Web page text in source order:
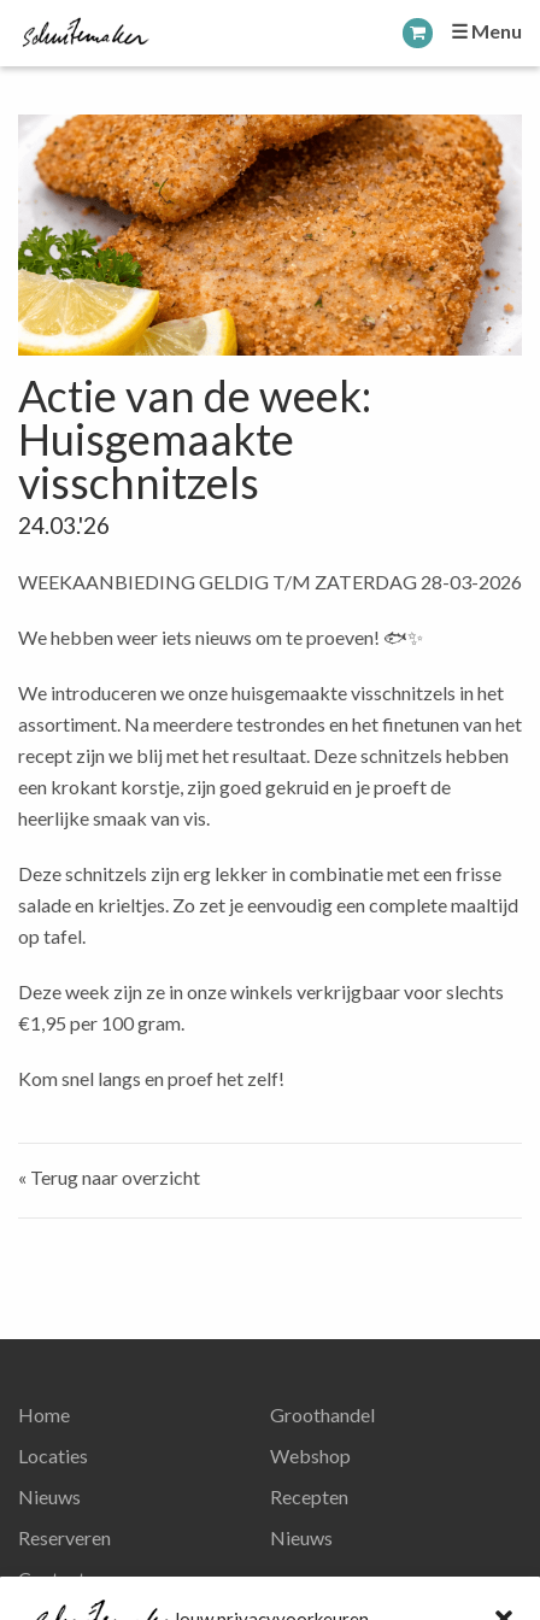
☰ Menu
Actie van de week:
Huisgemaakte
visschnitzels
24.03.'26
WEEKAANBIEDING GELDIG T/M ZATERDAG 28-03-2026
We hebben weer iets nieuws om te proeven! 🐟✨
We introduceren we onze huisgemaakte visschnitzels in het
assortiment. Na meerdere testrondes en het finetunen van het
recept zijn we blij met het resultaat. Deze schnitzels hebben
een krokant korstje, zijn goed gekruid en je proeft de
heerlijke smaak van vis.
Deze schnitzels zijn erg lekker in combinatie met een frisse
salade en krieltjes. Zo zet je eenvoudig een complete maaltijd
op tafel.
Deze week zijn ze in onze winkels verkrijgbaar voor slechts
€1,95 per 100 gram.
Kom snel langs en proef het zelf!
« Terug naar overzicht
Home
Locaties
Nieuws
Reserveren
Contact
Groothandel
Webshop
Recepten
Nieuws